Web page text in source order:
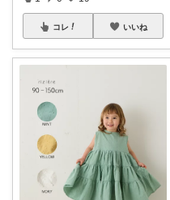
コレ いいね